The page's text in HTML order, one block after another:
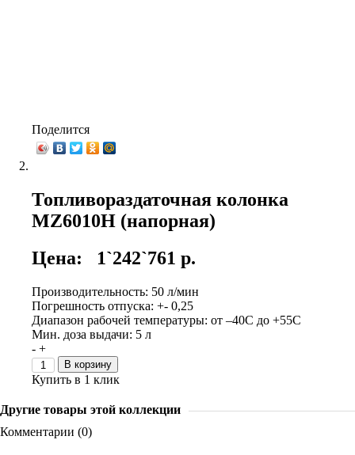
Поделится
Топливораздаточная колонка
MZ6010H (напорная)
Цена:
1`242`761 р.
Производительность: 50 л/мин
Погрешность отпуска: +- 0,25
Диапазон рабочей температуры: от –40С до +55С
Мин. доза выдачи: 5 л
- +
В корзину
Купить в 1 клик
Другие товары этой коллекции
Комментарии (0)